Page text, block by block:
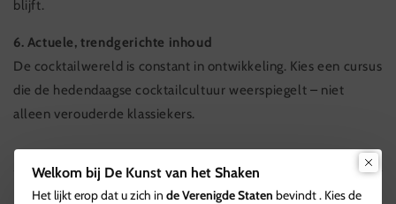
blijft.
6. Actuele, trendgerichte inhoud
De cocktailwereld is constant in ontwikkeling. Kies een cursus
die de hedendaagse cocktailcultuur weerspiegelt – niet
alleen verouderde klassiekers.
Welkom bij De Kunst van het Shaken
Het lijkt erop dat u zich in de Verenigde Staten bevindt . Kies de